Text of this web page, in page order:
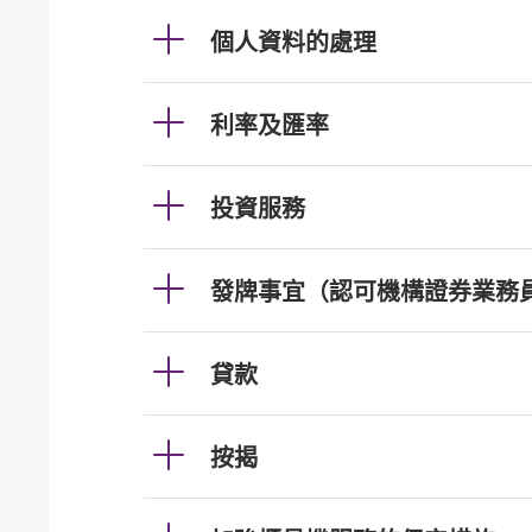
個人資料的處理
利率及匯率
投資服務
發牌事宜（認可機構證券業務
貸款
按揭